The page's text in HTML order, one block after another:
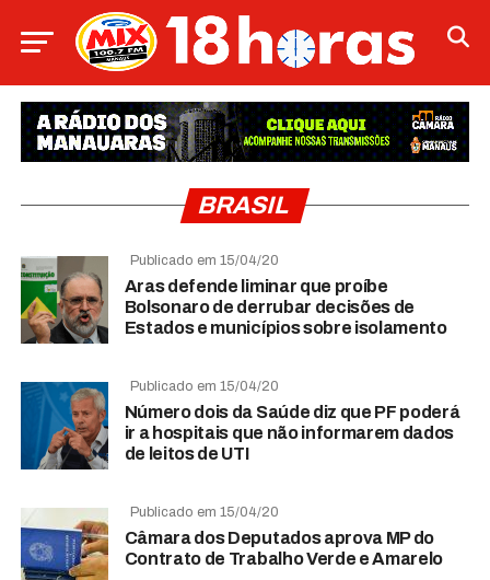
BRASIL
Publicado em 15/04/20
Aras defende liminar que proíbe
Bolsonaro de derrubar decisões de
Estados e municípios sobre isolamento
Publicado em 15/04/20
Número dois da Saúde diz que PF poderá
ir a hospitais que não informarem dados
de leitos de UTI
Publicado em 15/04/20
Câmara dos Deputados aprova MP do
Contrato de Trabalho Verde e Amarelo